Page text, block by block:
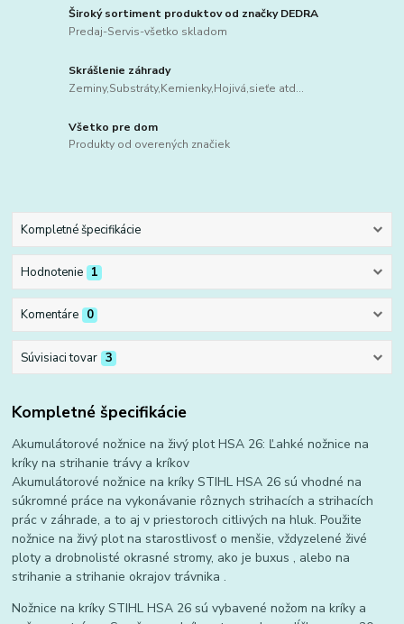
Široký sortiment produktov od značky DEDRA
Predaj-Servis-všetko skladom
Skrášlenie záhrady
Zeminy,Substráty,Kemienky,Hojivá,sieťe atd...
Všetko pre dom
Produkty od overených značiek
Kompletné špecifikácie
Hodnotenie 1
Komentáre 0
Súvisiaci tovar 3
Kompletné špecifikácie
Akumulátorové nožnice na živý plot HSA 26: Ľahké nožnice na
kríky na strihanie trávy a kríkov
Akumulátorové nožnice na kríky STIHL HSA 26 sú vhodné na
súkromné ​​práce na vykonávanie rôznych strihacích a strihacích
prác v záhrade, a to aj v priestoroch citlivých na hluk. Použite
nožnice na živý plot na starostlivosť o menšie, vždyzelené živé
ploty a drobnolisté okrasné stromy, ako je buxus , alebo na
strihanie a strihanie okrajov trávnika .
Nožnice na kríky STIHL HSA 26 sú vybavené nožom na kríky a